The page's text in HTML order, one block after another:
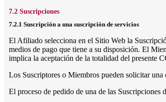
7.2 Suscripciones
7.2.1 Suscripción a una suscripción de servicios
El Afiliado selecciona en el Sitio Web la
medios de pago que tiene a su disposición. El
implica la aceptación de la totalidad del presente
Los Suscriptores o Miembros pueden solicitar una
El proceso de pedido de una de las Suscripciones